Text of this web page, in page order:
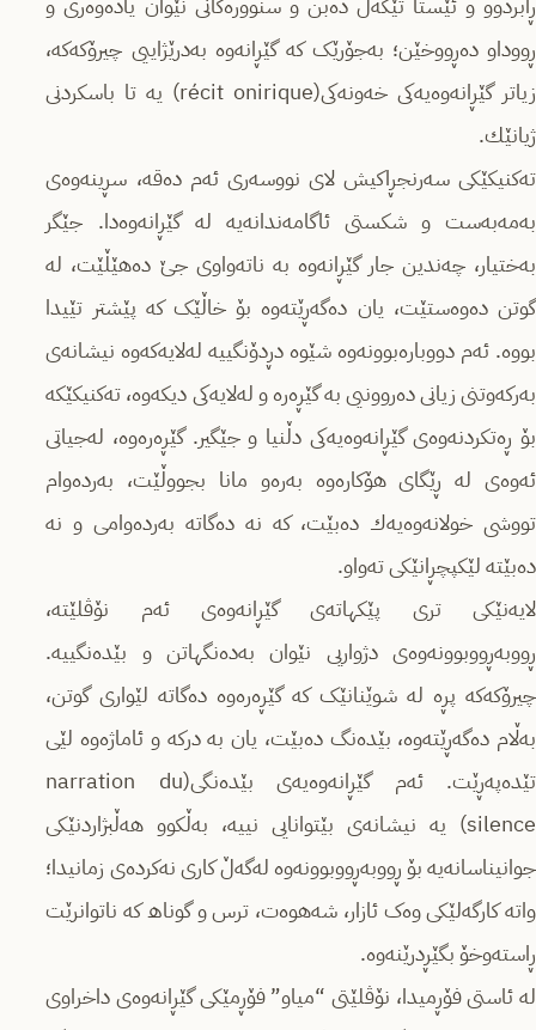
ڕابردوو و ئێستا تێکەڵ دەبن و سنوورەکانی نێوان یادەوەری و
ڕووداو ده‌ڕووخێن؛ بەجۆرێک کە گێڕانەوە به‌درێژاییی چیرۆكه‌كه‌،
زیاتر گێڕانەوەیه‌كی خەونه‌كی(récit onirique) یە تا باسكردنی
ژیانێك.
ته‌كنیكێكی سه‌رنجڕاكیش لای نووسه‌ری ئه‌م ده‌قه‌، سڕینەوەی
به‌مه‌به‌ست‌ و شکستی ئاگامه‌ندانه‌یه‌ لە گێڕانەوەدا. جێگر
به‌ختیار، چه‌ندین جار گێڕانەوە به‌ ناتەواوی جێ دەهێڵێت، لە
گوتن دەوەستێت، یان دەگەڕێتەوە بۆ خاڵێک کە پێشتر تێیدا
بووە. ئەم دووبارەبوونەوە شێوه‌ دڕدۆنگییه‌ لەلایەکەوە نیشانەی
به‌ركه‌وتنی زیانی دەروونیی به‌ گێڕەرە و لەلایەکی دیکەوە، ته‌کنیکێکه‌
بۆ ڕەتکردنەوەی گێڕانەوەیه‌كی دڵنیا و جێگیر. گێڕەره‌وه‌، لەجیاتی
ئەوەی لە ڕێگای هۆکارەوە بەرەو مانا بجووڵێت، بەردەوام
تووشی خولانه‌وه‌یه‌ك دەبێت، کە نە دەگاته‌ بەردەوامی و نە
ده‌بێته‌ لێكپچڕانێكی ته‌واو.
لایه‌نێكی تری پێکهاتەی گێڕانەوەی ئه‌م نۆڤلێته‌،
ڕووبه‌ڕووبوونه‌وه‌ی دژواریی نێوان به‌دەنگهاتن و بێدەنگییە.
چیرۆکه‌كه‌ پڕە لە شوێنانێک کە گێڕەره‌وه‌ دەگاتە لێواری گوتن،
بەڵام دەگەڕێتەوە، بێدەنگ دەبێت، یان بە دركه‌ و ئاماژەوە لێی
تێدەپەڕێت. ئەم گێڕانەوەیه‌ی بێدەنگی‌(narration du
silence) یه‌ نیشانەی بێتوانایی نییه‌، بەڵکوو هەڵبژاردنێکی
جوانیناسانەیە بۆ ڕووبەڕووبوونەوە لەگەڵ کاری نەکرده‌ی زمانیدا؛
واتە کارگه‌لێكی وەک ئازار، شەهوەت، ترس و گوناھ کە ناتوانرێت
ڕاستەوخۆ بگێڕدرێنەوە.
لە ئاستی فۆڕمیدا، نۆڤلێتی “میاو” فۆڕمێكی گێڕانەوەی داخراوی